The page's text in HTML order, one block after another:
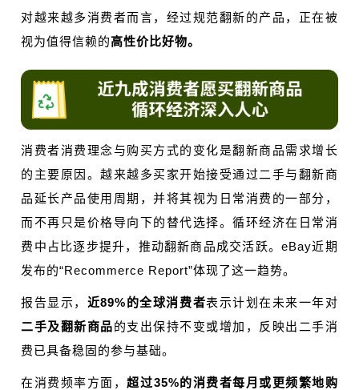
对越来越多消费者而言，经过规范翻新的产品，正在被
视为值得信赖的高性价比好物。
消费者消费理念与购买方式的变化是翻新商品需求增长
的主要原因。越来越多买家开始接受通过二手与翻新商
品延长产品使用周期，并将其视为日常消费的一部分，
而不再只是价格导向下的替代选择。循环经济在日常消
费中占比逐步提升，推动翻新商品成交活跃。eBay近期
发布的“Recommerce Report”体现了这一趋势。
报告显示， 近89%的全球消费者表示计划在未来一年对
二手及翻新商品的支出保持不变或增加，反映出二手消
费已具备稳固的参与基础。
在消费频率方面，超过35%的消费者每月或更频繁地购